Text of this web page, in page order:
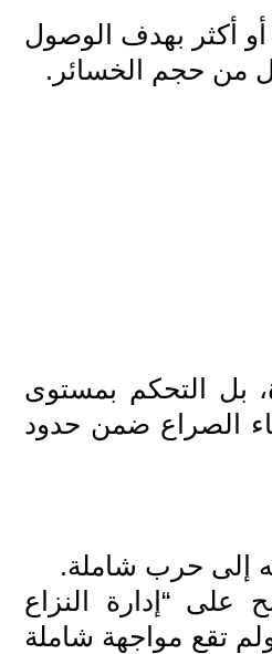
أكثر بهدف الوصول
من حجم الخسائر.
بل التحكم بمستوى
الصراع ضمن حدود
إلى حرب شاملة.
على “إدارة النزاع
تقع مواجهة شاملة